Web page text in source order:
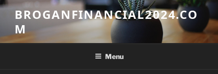
Skip
content
BROGANFINANCIAL2024.CO
M
Menu